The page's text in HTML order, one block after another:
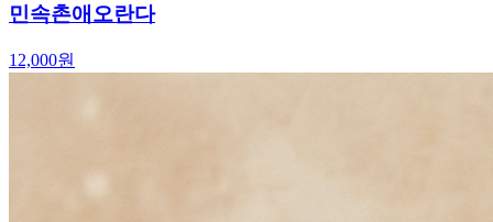
민속촌애오란다
12,000원